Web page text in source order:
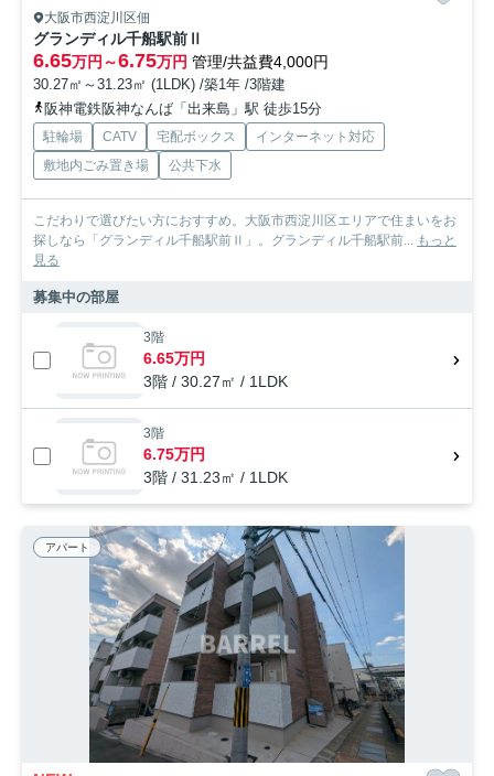
大阪市西淀川区佃
グランディル千船駅前Ⅱ
6.65万円～6.75万円 管理/共益費4,000円
30.27㎡～31.23㎡ (1LDK) /築1年 /3階建
阪神電鉄阪神なんば「出来島」駅 徒歩15分
駐輪場 CATV 宅配ボックス
インターネット対応
敷地内ごみ置き場
公共下水
こだわりで選びたい方におすすめ。大阪市西淀川区エリアで住まいをお
探しなら「グランディル千船駅前Ⅱ」。グランディル千船駅前... もっと
見る
募集中の部屋
3階
6.65万円
3階 / 30.27㎡ / 1LDK
3階
6.75万円
3階 / 31.23㎡ / 1LDK
アパート